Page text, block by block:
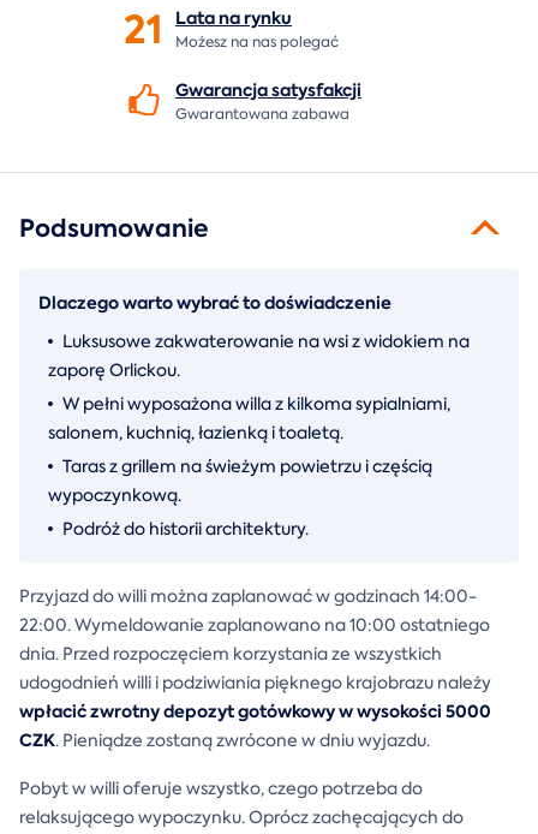
21 Lata narynku
Możesz na nas polegać
Gwarancjasatysfakcji
Gwarantowana zabawa
Podsumowanie
Dlaczego warto wybrać to doświadczenie
Luksusowe zakwaterowanie na wsi z widokiem na
zaporę Orlickou.
W pełni wyposażona willa z kilkoma sypialniami,
salonem, kuchnią, łazienką i toaletą.
Taras z grillem na świeżym powietrzu i częścią
wypoczynkową.
Podróż do historii architektury.
Przyjazd do willi można zaplanować w godzinach 14:00-
22:00. Wymeldowanie zaplanowano na 10:00 ostatniego
dnia. Przed rozpoczęciem korzystania ze wszystkich
udogodnień willi i podziwiania pięknego krajobrazu należy
wpłacić zwrotny depozyt gotówkowy w wysokości 5000
CZK. Pieniądze zostaną zwrócone w dniu wyjazdu.
Pobyt w willi oferuje wszystko, czego potrzeba do
relaksującego wypoczynku. Oprócz zachęcających do